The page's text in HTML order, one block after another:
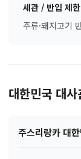
세관 / 반입 제한
주류·돼지고기
대한민국 대사
주스리랑카 대